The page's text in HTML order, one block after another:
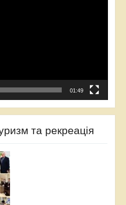
01:49
та рекреація